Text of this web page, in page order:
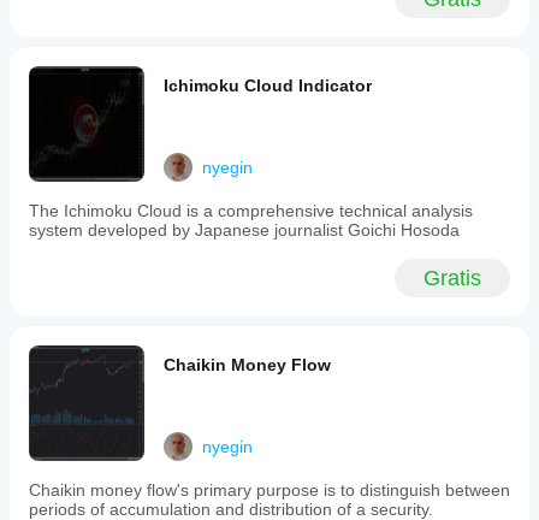
while
increased
Weight
values
stronger
price
in
smoother
and
more
cyclical
oscillator
behavior.
Like
standard
Ichimoku Cloud Indicator
nyegin
The Ichimoku Cloud is a comprehensive technical analysis
system developed by Japanese journalist Goichi Hosoda
Gratis
Chaikin Money Flow
nyegin
Chaikin money flow's primary purpose is to distinguish between
periods of accumulation and distribution of a security.